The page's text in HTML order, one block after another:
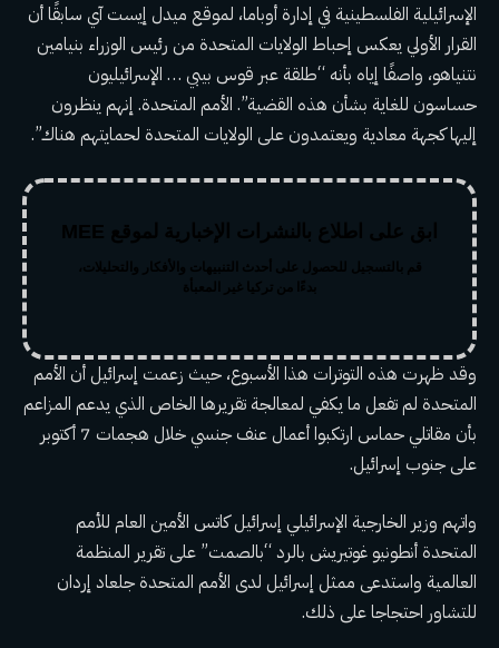
الإسرائيلية الفلسطينية في إدارة أوباما، لموقع ميدل إيست آي سابقًا أن
القرار الأولي يعكس إحباط الولايات المتحدة من رئيس الوزراء بنيامين
نتنياهو، واصفًا إياه بأنه “طلقة عبر قوس بيبي … الإسرائيليون
حساسون للغاية بشأن هذه القضية”. الأمم المتحدة. إنهم ينظرون
إليها كجهة معادية ويعتمدون على الولايات المتحدة لحمايتهم هناك”.
ابق على اطلاع بالنشرات الإخبارية لموقع MEE
قم بالتسجيل للحصول على أحدث التنبيهات والأفكار والتحليلات،
بدءًا من تركيا غير المعبأة
وقد ظهرت هذه التوترات هذا الأسبوع، حيث زعمت إسرائيل أن الأمم
المتحدة لم تفعل ما يكفي لمعالجة تقريرها الخاص الذي يدعم المزاعم
بأن مقاتلي حماس ارتكبوا أعمال عنف جنسي خلال هجمات 7 أكتوبر
على جنوب إسرائيل.
واتهم وزير الخارجية الإسرائيلي إسرائيل كاتس الأمين العام للأمم
المتحدة أنطونيو غوتيريش بالرد “بالصمت” على تقرير المنظمة
العالمية واستدعى ممثل إسرائيل لدى الأمم المتحدة جلعاد إردان
للتشاور احتجاجا على ذلك.